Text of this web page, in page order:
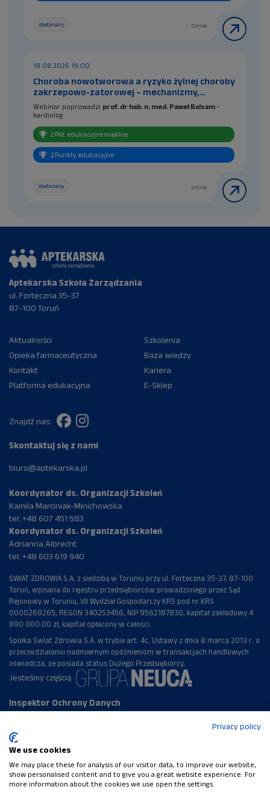
Webinary Online
18.08.2026 19:00
Choroba nowotworowa a ryzyko żylnej choroby
zakrzepowo-zatorowej – mechanizmy,
profilaktyka i leczenie
Webinar poprowadzi prof. dr hab. n. med. Paweł Balsam -
kardiolog
Za udział w szkoleniu farmaceuci otrzymają 2 punkty
edukacyjne tzw. miękkie, natomiast technicy farmaceutyczni
otrzymają 2 ...
2 Pkt. edukacyjne miękkie
2 Punkty edukacyjne
Webinary Online
Aptekarska Szkoła Zarządzania
ul. Forteczna 35-37
87-100 Toruń
Aktualności
Szkolenia
Opieka farmaceutyczna
Baza wiedzy
Kontakt
Kariera
Platforma edukacyjna
E-Sklep
Znajdź nas:
Skontaktuj się z nami
biuro@aptekarska.pl
Koordynator ds. Organizacji Szkoleń
Kamila Marciniak-Minichowska
tel: +48 607 451 583
Koordynator ds. Organizacji Szkoleń
Adrianna Albrecht
tel: +48 603 619 940
ŚWIAT ZDROWIA S.A. z siedzibą w Toruniu przy ul. Forteczna 35-37, 87-100
Toruń, wpisana do rejestru przedsiębiorców prowadzonego przez Sąd
Rejonowy w Toruniu, VII Wydział Gospodarczy KRS pod nr KRS
0000269265, REGON 340253456, NIP 9562187830, kapitał zakładowy 4
890 000.00 zł, kapitał opłacony w całości.
Spółka Świat Zdrowia S.A. w trybie art. 4c. Ustawy z dnia 8 marca 2013 r. o
przeciwdziałaniu nadmiernym opóźnieniom w transakcjach handlowych
oświadcza, że posiada status Dużego Przedsiębiorcy.
Jesteśmy częścią
Inspektor Ochrony Danych
Nie jesteś zalogowany(a) (Zaloguj się)
Podsumowanie zasad przechowywania danych
Polityki
Privacy policy
We use cookies
We may place these for analysis of our visitor data, to improve our website,
show personalised content and to give you a great website experience. For
more information about the cookies we use open the settings.